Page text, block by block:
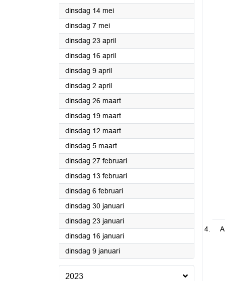
dinsdag 14 mei2024
dinsdag 7 mei2024
dinsdag 23 april2024
dinsdag 16 april2024
dinsdag 9 april2024
dinsdag 2 april2024
dinsdag 26 maart2024
dinsdag 19 maart2024
dinsdag 12 maart2024
dinsdag 5 maart2024
dinsdag 27 februari2024
dinsdag 13 februari2024
dinsdag 6 februari2024
dinsdag 30 januari2024
dinsdag 23 januari2024
dinsdag 16 januari2024
dinsdag 9 januari2024
2023